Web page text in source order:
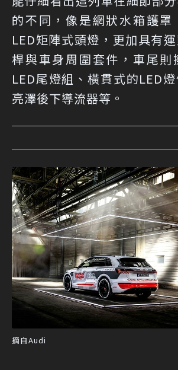
的不同，像是網狀水箱護罩
LED矩陣式頭燈，更加具有
桿與車身周圍套件，車尾則
LED尾燈組、橫貫式的LED
亮澤後下導流器等。
摘自Audi